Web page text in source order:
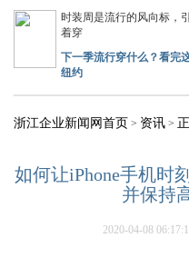
时装周是流行的风向标，
着穿
下一季流行穿什么？看完
纽约
浙江企业新闻网首页 > 资讯 >
如何让iPhone手机时
并保持
2020-04-08